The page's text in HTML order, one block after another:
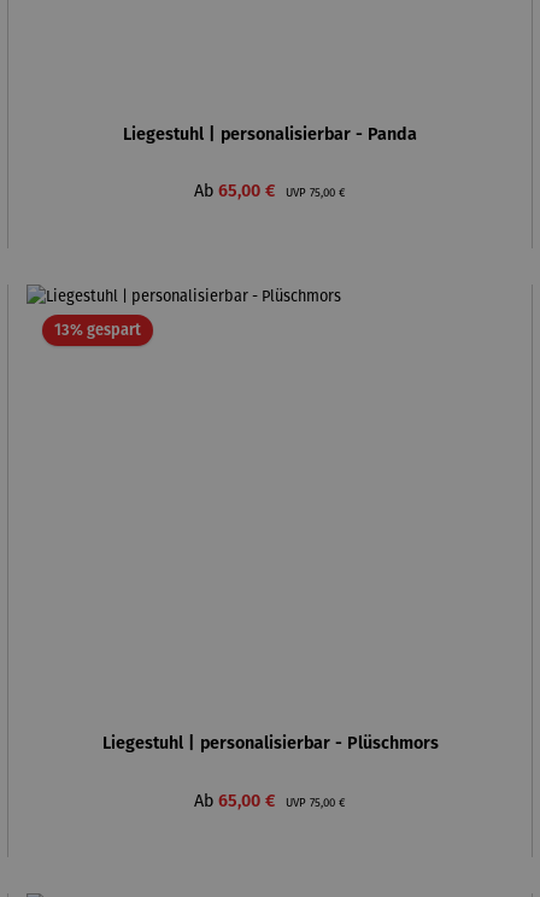
Liegestuhl | personalisierbar - Panda
Verkaufspreis:
Ab 65,00 € UVP Regulärer Preis:
75,00 €
13% gespartRabatt
Liegestuhl | personalisierbar - Plüschmors
Verkaufspreis:
Ab 65,00 € UVP Regulärer Preis:
75,00 €